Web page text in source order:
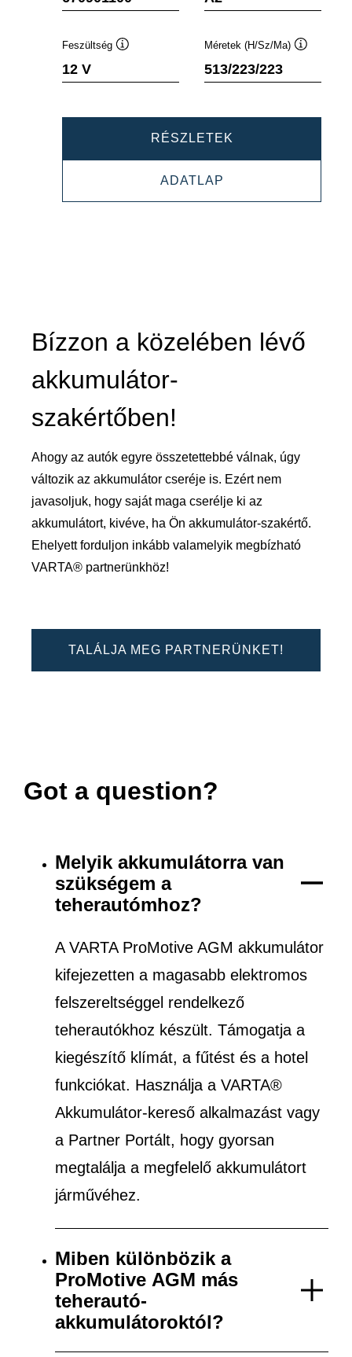
Feszültség
12 V
Méretek (H/Sz/Ma)
513/223/223
RÉSZLETEK
AGM
ADATLAP
AGM
Bízzon a közelében lévő
akkumulátor-
szakértőben!
Ahogy az autók egyre összetettebbé válnak, úgy
változik az akkumulátor cseréje is. Ezért nem
javasoljuk, hogy saját maga cserélje ki az
akkumulátort, kivéve, ha Ön akkumulátor-szakértő.
Ehelyett forduljon inkább valamelyik megbízható
VARTA® partnerünkhöz!
TALÁLJA MEG PARTNERÜNKET!
Got a question?
Melyik akkumulátorra van
szükségem a
teherautómhoz?
A VARTA ProMotive AGM akkumulátor
kifejezetten a magasabb elektromos
felszereltséggel rendelkező
teherautókhoz készült. Támogatja a
kiegészítő klímát, a fűtést és a hotel
funkciókat. Használja a VARTA®
Akkumulátor-kereső alkalmazást vagy
a Partner Portált, hogy gyorsan
megtalálja a megfelelő akkumulátort
járművéhez.
Miben különbözik a
ProMotive AGM más
teherautó-
akkumulátoroktól?